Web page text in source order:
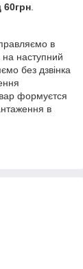
60грн
в
наступний
без дзвінка
формуєтся
в